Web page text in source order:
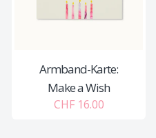
Armband-Karte:
Make a Wish
CHF 16.00